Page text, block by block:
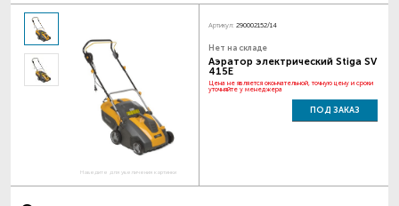
Наведите для увеличения картинки
Артикул: 290002152/14
Нет на складе
Аэратор электрический Stiga SV
415E
Цена не является окончательной, точную цену и сроки
уточняйте у менеджера
ПОД ЗАКАЗ